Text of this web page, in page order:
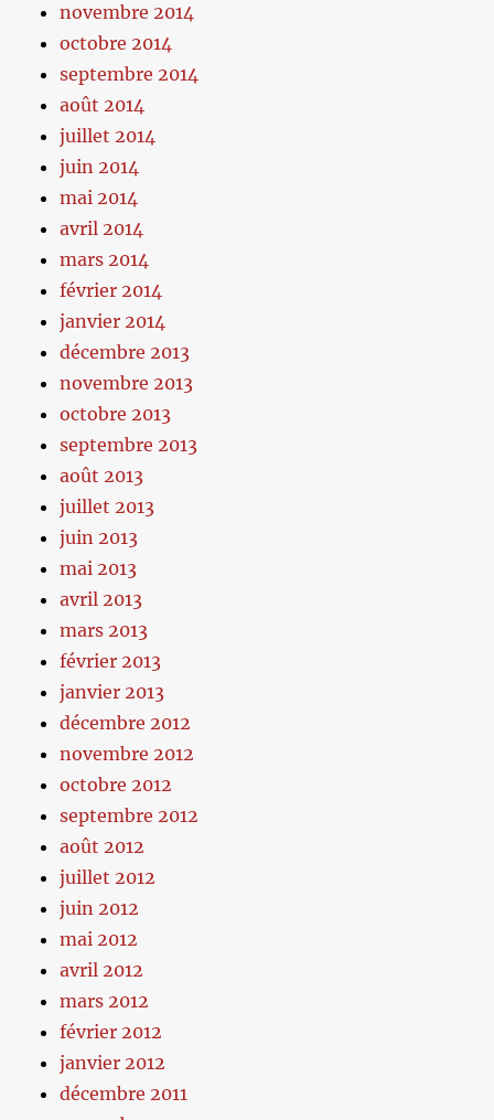
novembre 2014
octobre 2014
septembre 2014
août 2014
juillet 2014
juin 2014
mai 2014
avril 2014
mars 2014
février 2014
janvier 2014
décembre 2013
novembre 2013
octobre 2013
septembre 2013
août 2013
juillet 2013
juin 2013
mai 2013
avril 2013
mars 2013
février 2013
janvier 2013
décembre 2012
novembre 2012
octobre 2012
septembre 2012
août 2012
juillet 2012
juin 2012
mai 2012
avril 2012
mars 2012
février 2012
janvier 2012
décembre 2011